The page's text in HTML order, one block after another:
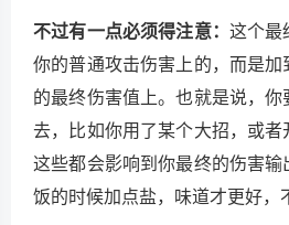
不过有一点必须得注意： 这个最
你的普通攻击伤害上的，而是
的最终伤害值上。也就是说，
去，比如你用了某个大招，或者
这些都会影响到你最终的伤害
饭的时候加点盐，味道才更好，